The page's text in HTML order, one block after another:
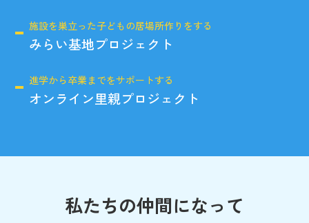
施設を巣立った子どもの居場所作りをする
みらい基地プロジェクト
進学から卒業までをサポートする
オンライン里親プロジェクト
私たちの仲間になって